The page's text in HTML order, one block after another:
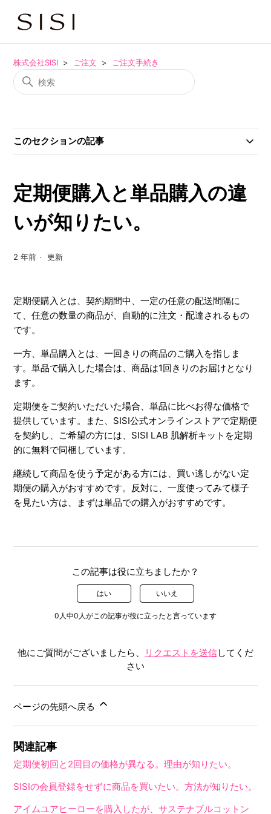
株式会社SISI ご注文 ご注文手続き
このセクションの記事
定期便購入と単品購入の違
いが知りたい。
2 年前 更新
定期便購入とは、契約期間中、一定の任意の配送間隔に
て、任意の数量の商品が、自動的に注文・配達されるもの
です。
一方、単品購入とは、一回きりの商品のご購入を指しま
す。単品で購入した場合は、商品は1回きりのお届けとなり
ます。
定期便をご契約いただいた場合、単品に比べお得な価格で
提供しています。また、SISI公式オンラインストアで定期便
を契約し、ご希望の方には、SISI LAB 肌解析キットを定期
的に無料で同梱しています。
継続して商品を使う予定がある方には、買い逃しがない定
期便の購入がおすすめです。反対に、一度使ってみて様子
を見たい方は、まずは単品での購入がおすすめです。
この記事は役に立ちましたか？
はい いいえ
0人中0人がこの記事が役に立ったと言っています
他にご質問がございましたら、 リクエストを送信してくだ
さい
ページの先頭へ戻る
関連記事
定期便初回と2回目の価格が異なる。理由が知りたい。
SISIの会員登録をせずに商品を買いたい。方法が知りたい。
アイムユアヒーローを購入したが、サステナブルコットン